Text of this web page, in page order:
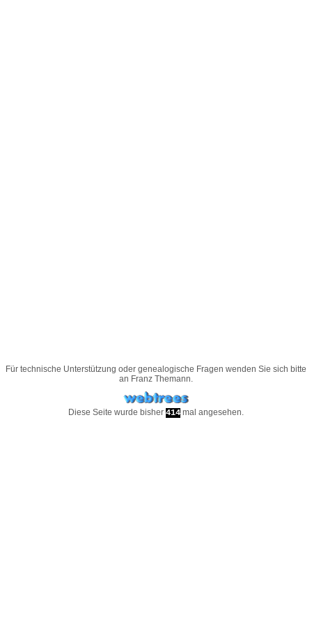
Für technische Unterstützung oder genealogische Fragen wenden Sie sich bitte
an Franz Themann.
Diese Seite wurde bisher 414 mal angesehen.